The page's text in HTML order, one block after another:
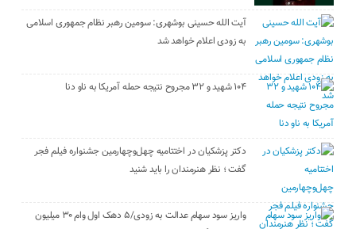
آیت الله حسینی بوشهری: سومین رهبر نظام جمهوری اسلامی
به زودی اعلام خواهد شد
۱۰۴ شهید و ۳۲ مجروح نتیجه حمله آمریکا به ناو دنا
دکتر پزشکیان در اختتامیه چهل‌وچهارمین جشنواره فیلم فجر
گفت ؛ نظر هنرمندان را باید شنید
واریز سود سهام عدالت به زودی/۵ دهک اول وام ۳۰ میلیون